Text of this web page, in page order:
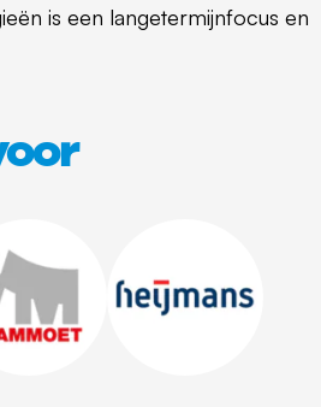
is een langetermijnfocus en